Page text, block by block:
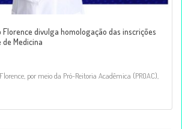
divulga homologação das inscrições
Medicina
por meio da Pró-Reitoria Acadêmica (PROAC),